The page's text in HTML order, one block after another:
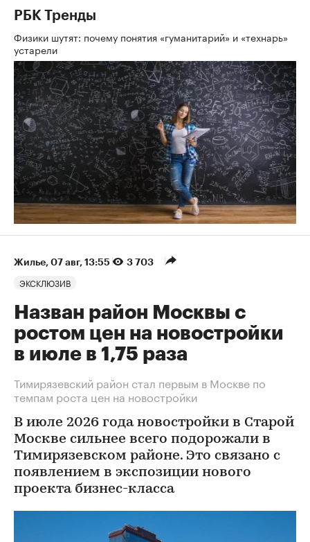
РБК Тренды
Физики шутят: почему понятия «гуманитарий» и «технарь»
устарели
Жилье 07 авг, 13:55 3 703
ЭКСКЛЮЗИВ
Назван район Москвы с
ростом цен на новостройки
в июле в 1,75 раза
Тимирязевский район стал первым в Москве по
темпам роста цен на новостройки
В июле 2026 года новостройки в Старой
Москве сильнее всего подорожали в
Тимирязевском районе. Это связано с
появлением в экспозиции нового
проекта бизнес-класса